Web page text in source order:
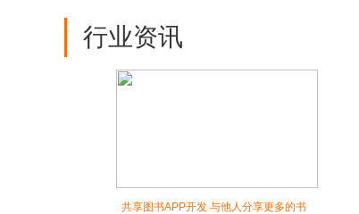
行业资讯
共享图书APP开发 与他人分享更多的书